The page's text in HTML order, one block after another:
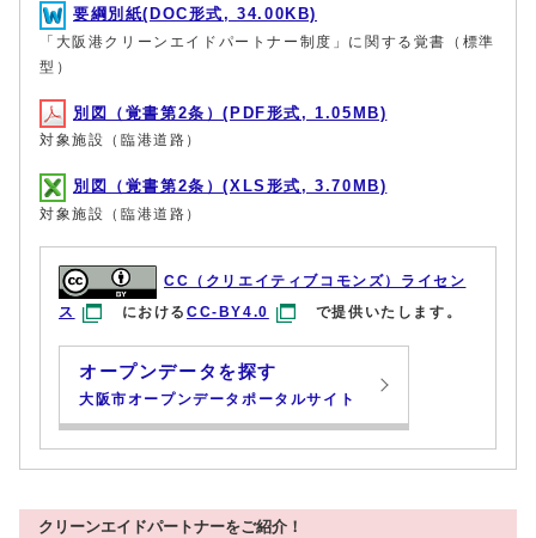
要綱別紙(DOC形式, 34.00KB)
「大阪港クリーンエイドパートナー制度」に関する覚書（標準
型）
別図（覚書第2条）(PDF形式, 1.05MB)
対象施設（臨港道路）
別図（覚書第2条）(XLS形式, 3.70MB)
対象施設（臨港道路）
CC（クリエイティブコモンズ）ライセン
ス
におけるCC-BY4.0 で提供いたします。
オープンデータを探す
大阪市オープンデータポータルサイト
クリーンエイドパートナーをご紹介！